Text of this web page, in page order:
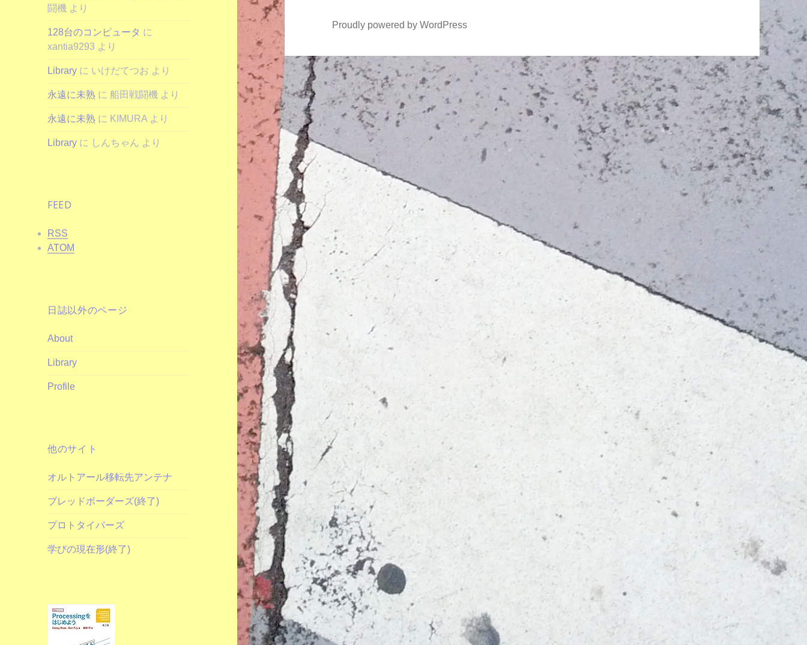
闘機 より
128台のコンピュータ に
xantia9293 より
Library に いけだてつお より
永遠に未熟 に船田戦闘機 より
永遠に未熟 に KIMURA より
Library に しんちゃん より
FEED
RSS
ATOM
日誌以外のページ
About
Library
Profile
他のサイト
オルトアール移転先アンテナ
ブレッドボーダーズ(終了)
プロトタイパーズ
学びの現在形(終了)
Proudly powered by WordPress